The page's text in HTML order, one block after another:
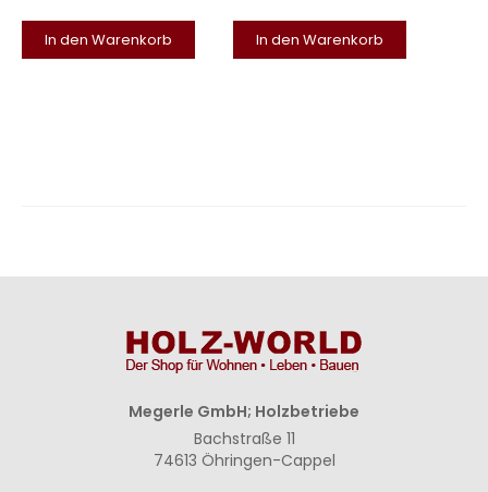
In den Warenkorb In den Warenkorb
Megerle GmbH; Holzbetriebe
Bachstraße 11
74613 Öhringen-Cappel